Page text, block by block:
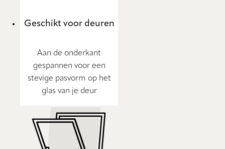
Geschikt voor deuren
Aan de onderkant
gespannen voor een
stevige pasvorm op het
glas van je deur